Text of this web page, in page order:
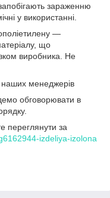
запобігають зараженню
у використанні.
—
що
виробника. Не
наших менеджерів
обговорювати в
переглянути за
izdeliya-izolona